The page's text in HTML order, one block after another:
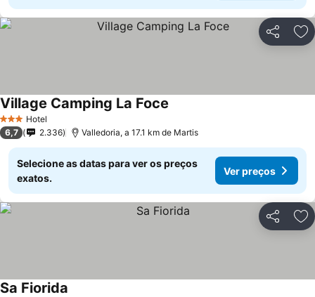
Partilhar
3 EstrelasHotel
Village Camping La Foce
6,7 2.336 Valledoria, a 17.1 km de Martis
Selecione as datas para ver os preços
exatos.
Ver preços
Partilhar
Sa Fiorida